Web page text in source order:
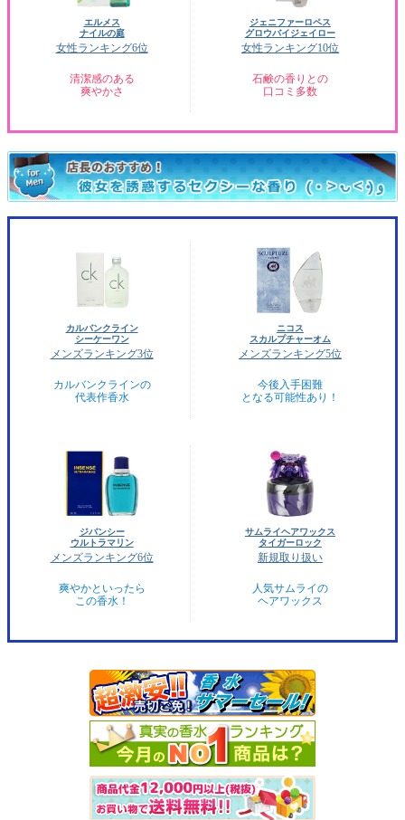
エルメス
ナイルの庭
女性ランキング6位
清潔感のある
爽やかさ
ジェニファーロペス
グロウバイジェイロー
女性ランキング10位
石鹸の香りとの
口コミ多数
カルバンクライン
シーケーワン
メンズランキング3位
カルバンクラインの
代表作香水
ニコス
スカルプチャーオム
メンズランキング5位
今後入手困難
となる可能性あり！
ジバンシー
ウルトラマリン
メンズランキング6位
爽やかといったら
この香水！
サムライヘアワックス
タイガーロック
新規取り扱い
人気サムライの
ヘアワックス